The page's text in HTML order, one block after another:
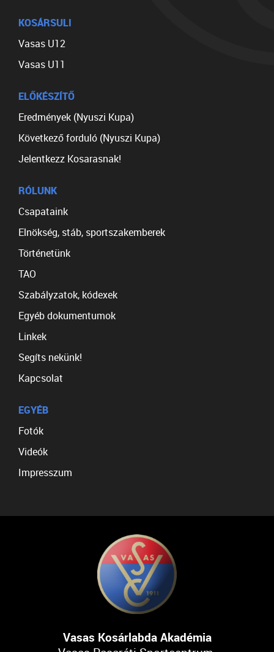
KOSÁRSULI
Vasas U12
Vasas U11
ELŐKÉSZÍTŐ
Eredmények (Nyuszi Kupa)
Következő forduló (Nyuszi Kupa)
Jelentkezz Kosarasnak!
RÓLUNK
Csapataink
Elnökség, stáb, sportszakemberek
Történetünk
TAO
Szabályzatok, kódexek
Egyéb dokumentumok
Linkek
Segíts nekünk!
Kapcsolat
EGYÉB
Fotók
Videók
Impresszum
Vasas Kosárlabda Akadémia